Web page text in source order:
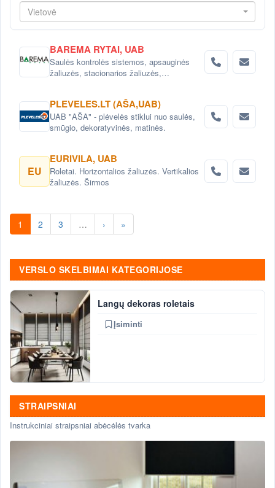
Vietovė
BAREMA RYTAI, UAB
Saulės kontrolės sistemos, apsauginės
žaliuzės, stacionarios žaliuzės,
aptvėrimas, akustinės lamelės,
ventiliacinės grotelės, fasado dangteliai,
aptvėrimas, Z profiliai
PLEVELES.LT (AŠA,UAB)
UAB "AŠA" - plėvelės stiklui nuo saulės,
smūgio, dekoratyvinės, matinės.
EU
EURIVILA, UAB
Roletai. Horizontalios žaliuzės. Vertikalios
žaliuzės. Širmos
1 2 3 … › »
VERSLO SKELBIMAI KATEGORIJOSE
Langų dekoras roletais
Įsiminti
STRAIPSNIAI
Instrukciniai straipsniai abėcėlės tvarka